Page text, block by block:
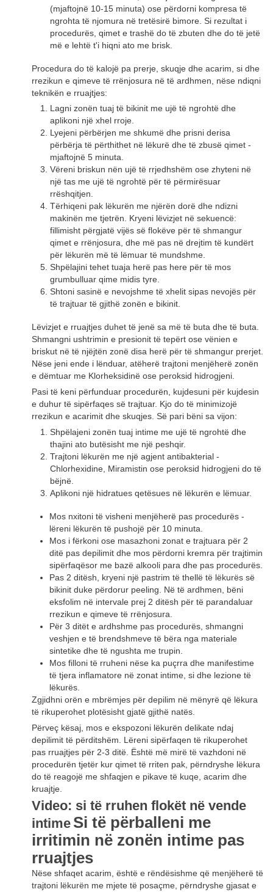
(mjaftojnë 10-15 minuta) ose përdorni kompresa të
ngrohta të njomura në tretësirë ​​bimore. Si rezultat i
procedurës, qimet e trashë do të zbuten dhe do të jetë
më e lehtë t'i hiqni ato me brisk.
Procedura do të kalojë pa prerje, skuqje dhe acarim, si dhe
rrezikun e qimeve të rrënjosura në të ardhmen, nëse ndiqni
teknikën e rruajtjes:
Lagni zonën tuaj të bikinit me ujë të ngrohtë dhe
aplikoni një xhel rroje.
Lyejeni përbërjen me shkumë dhe prisni derisa
përbërja të përthithet në lëkurë dhe të zbusë qimet -
mjaftojnë 5 minuta.
Vëreni briskun nën ujë të rrjedhshëm ose zhyteni në
një tas me ujë të ngrohtë për të përmirësuar
rrëshqitjen.
Tërhiqeni pak lëkurën me njërën dorë dhe ndizni
makinën me tjetrën. Kryeni lëvizjet në sekuencë:
fillimisht përgjatë vijës së flokëve për të shmangur
qimet e rrënjosura, dhe më pas në drejtim të kundërt
për lëkurën më të lëmuar të mundshme.
Shpëlajini tehet tuaja herë pas here për të mos
grumbulluar qime midis tyre.
Shtoni sasinë e nevojshme të xhelit sipas nevojës për
të trajtuar të gjithë zonën e bikinit.
Lëvizjet e rruajtjes duhet të jenë sa më të buta dhe të buta.
Shmangni ushtrimin e presionit të tepërt ose vënien e
briskut në të njëjtën zonë disa herë për të shmangur prerjet.
Nëse jeni ende i lënduar, atëherë trajtoni menjëherë zonën
e dëmtuar me Klorheksidinë ose peroksid hidrogjeni.
Pasi të keni përfunduar procedurën, kujdesuni për kujdesin
e duhur të sipërfaqes së trajtuar. Kjo do të minimizojë
rrezikun e acarimit dhe skuqjes. Së pari bëni sa vijon:
Shpëlajeni zonën tuaj intime me ujë të ngrohtë dhe
thajini ato butësisht me një peshqir.
Trajtoni lëkurën me një agjent antibakterial -
Chlorhexidine, Miramistin ose peroksid hidrogjeni do të
bëjnë.
Aplikoni një hidratues qetësues në lëkurën e lëmuar.
Mos nxitoni të visheni menjëherë pas procedurës -
lëreni lëkurën të pushojë për 10 minuta.
Mos i fërkoni ose masazhoni zonat e trajtuara për 2
ditë pas depilimit dhe mos përdorni kremra për trajtimin
sipërfaqësor me bazë alkooli para dhe pas procedurës.
Pas 2 ditësh, kryeni një pastrim të thellë të lëkurës së
bikinit duke përdorur peeling. Në të ardhmen, bëni
eksfolim në intervale prej 2 ditësh për të parandaluar
rrezikun e qimeve të rrënjosura.
Për 3 ditët e ardhshme pas procedurës, shmangni
veshjen e të brendshmeve të bëra nga materiale
sintetike dhe të ngushta me trupin.
Mos filloni të rruheni nëse ka puçrra dhe manifestime
të tjera inflamatore në zonat intime, si dhe lezione të
lëkurës.
Zgjidhni orën e mbrëmjes për depilim në mënyrë që lëkura
të rikuperohet plotësisht gjatë gjithë natës.
Përveç kësaj, mos e ekspozoni lëkurën delikate ndaj
depilimit të përditshëm. Lëreni sipërfaqen të rikuperohet
pas rruajtjes për 2-3 ditë. Është më mirë të vazhdoni në
procedurën tjetër kur qimet të rriten pak, përndryshe lëkura
do të reagojë me shfaqjen e pikave të kuqe, acarim dhe
kruajtje.
Video: si të rruhen flokët në vende
intime Si të përballeni me
irritimin në zonën intime pas
rruajtjes
Nëse shfaqet acarim, është e rëndësishme që menjëherë të
trajtoni lëkurën me mjete të posaçme, përndryshe gjasat e